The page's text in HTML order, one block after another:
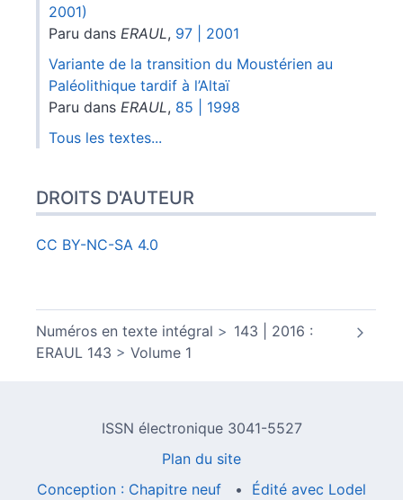
2001)
Paru dans ERAUL, 97 | 2001
Variante de la transition du Moustérien au
Paléolithique tardif à l’Altaï
Paru dans ERAUL, 85 | 1998
Tous les textes...
DROITS D'AUTEUR
CC BY-NC-SA 4.0
Numéros en texte intégral
143 | 2016 :
ERAUL 143
Volume 1
ISSN électronique 3041-5527
Plan du site
Conception : Chapitre neuf
Édité avec Lodel